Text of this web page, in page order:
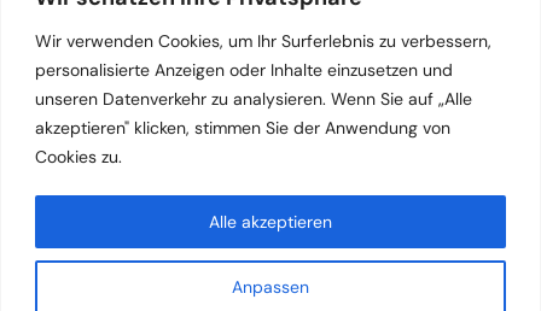
Wir verwenden Cookies, um Ihr Surferlebnis zu verbessern,
personalisierte Anzeigen oder Inhalte einzusetzen und
unseren Datenverkehr zu analysieren. Wenn Sie auf „Alle
akzeptieren" klicken, stimmen Sie der Anwendung von
Cookies zu.
Anpassen
Alle akzeptieren
Impressum Datenschutzerklärung
©2025 Curt Cress - Website byKAFFENBERGER9.
August 2026